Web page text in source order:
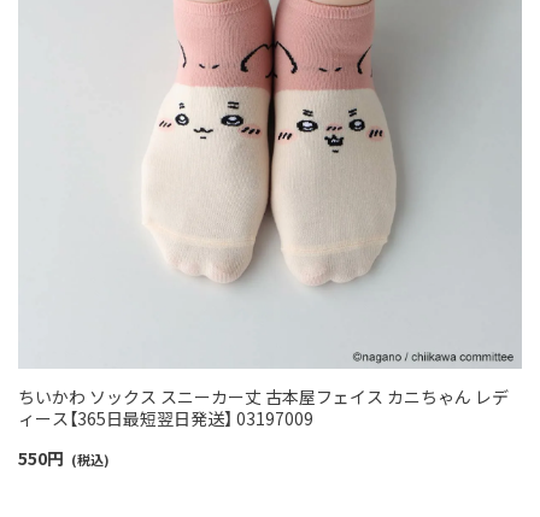
ちいかわ ソックス スニーカー丈 古本屋フェイス カニちゃん レデ
ィース【365日最短翌日発送】 03197009
550円 (税込)